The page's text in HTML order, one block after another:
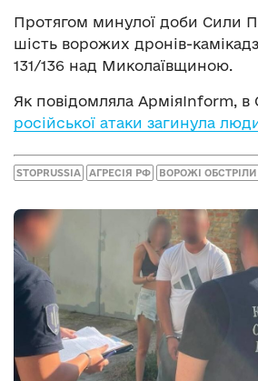
Протягом минулої доби Сили
шість ворожих дронів-
131/136 над Миколаївщиною.
Як повідомляла АрміяInform, в
російської атаки загинула
STOPRUSSIA АГРЕСІЯ РФ ВОРОЖІ ОБСТРІЛИ